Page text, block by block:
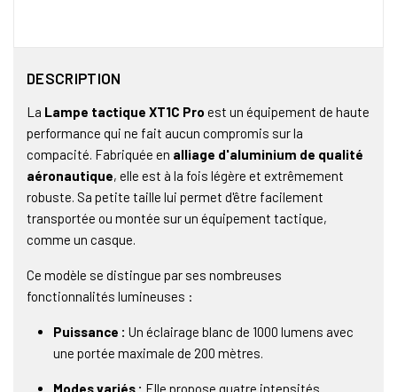
DESCRIPTION
La Lampe tactique XT1C Pro est un équipement de haute
performance qui ne fait aucun compromis sur la
compacité. Fabriquée en alliage d'aluminium de qualité
aéronautique, elle est à la fois légère et extrêmement
robuste. Sa petite taille lui permet d'être facilement
transportée ou montée sur un équipement tactique,
comme un casque.
Ce modèle se distingue par ses nombreuses
fonctionnalités lumineuses :
Puissance : Un éclairage blanc de 1000 lumens avec
une portée maximale de 200 mètres.
Modes variés : Elle propose quatre intensités